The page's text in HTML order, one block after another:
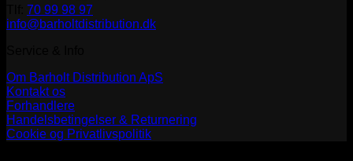
70 99 98 97
info@barholtdistribution.dk
Om Barholt Distribution ApS
Kontakt os
Forhandlere
Handelsbetingelser & Returnering
Cookie og Privatlivspolitik